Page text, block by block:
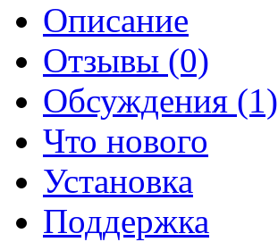
Описание
Отзывы (0)
Обсуждения (1)
Что нового
Установка
Поддержка